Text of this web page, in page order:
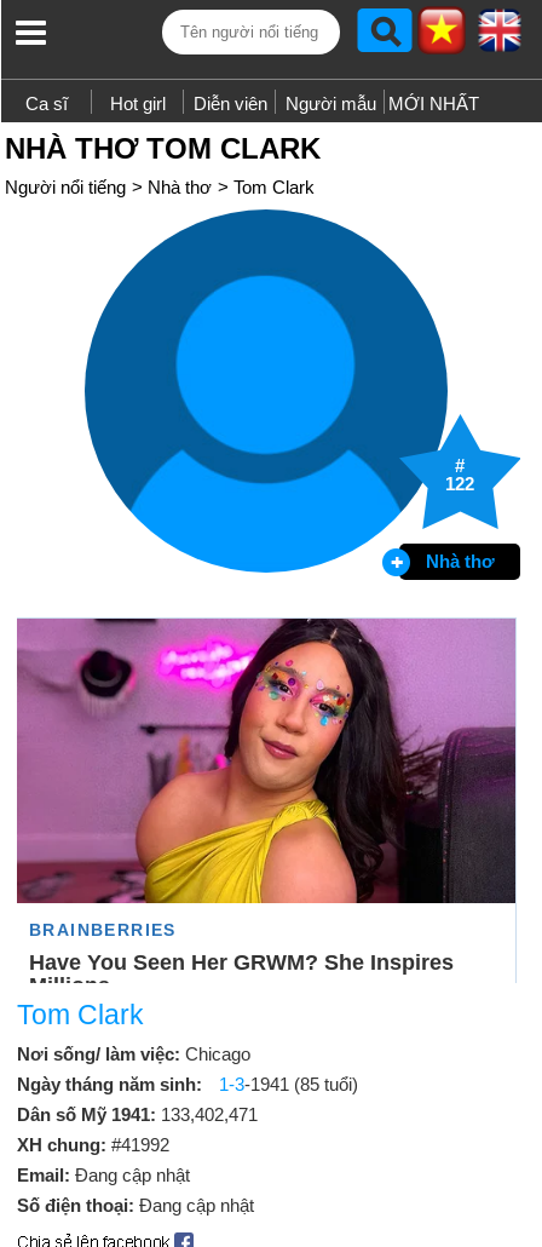
Ca sĩ Hot girl Diễn viên Người mẫu MỚI NHẤT
NHÀ THƠ TOM CLARK
Người nổi tiếng > Nhà thơ > Tom Clark
#
122
Nhà thơ
Tom Clark
Nơi sống/ làm việc: Chicago
Ngày tháng năm sinh:
1-3-1941 (85 tuổi)
Dân số Mỹ 1941: 133,402,471
XH chung: #41992
Email: Đang cập nhật
Số điện thoại: Đang cập nhật